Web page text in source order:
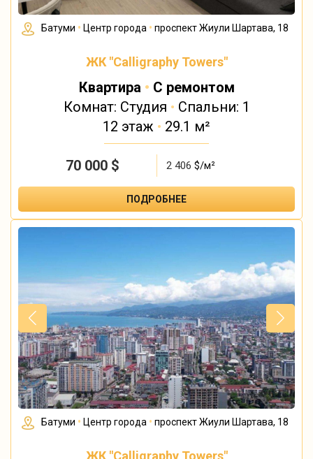
Батуми • Центр города • проспект Жиули Шартава, 18
ЖК "Calligraphy Towers"
Квартира • С ремонтом
Комнат: Студия • Спальни: 1
12 этаж • 29.1 м²
70 000 $ 2 406 $/м²
ПОДРОБНЕЕ
Батуми • Центр города • проспект Жиули Шартава, 18
ЖК "Calligraphy Towers"